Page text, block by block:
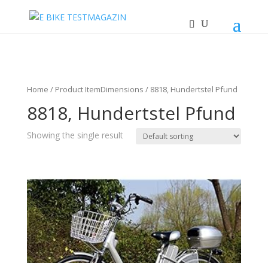
Home / Product ItemDimensions / 8818, Hundertstel Pfund
8818, Hundertstel Pfund
Showing the single result